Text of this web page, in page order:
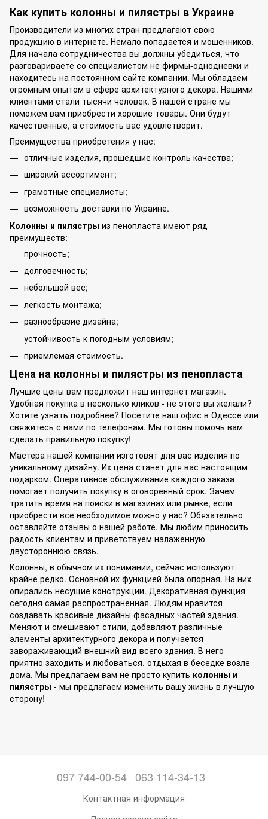
Как купить колонны и пилястры в Украине
Производители из многих стран предлагают свою
продукцию в интернете. Немало попадается и мошенников.
Для начала сотрудничества вы должны убедиться, что
разговариваете со специалистом не фирмы-однодневки и
находитесь на постоянном сайте компании. Мы обладаем
огромным опытом в сфере архитектурного декора. Нашими
клиентами стали тысячи человек. В нашей стране мы
поможем вам приобрести хорошие товары. Они будут
качественные, а стоимость вас удовлетворит.
Преимущества приобретения у нас:
отличные изделия, прошедшие контроль качества;
широкий ассортимент;
грамотные специалисты;
возможность доставки по Украине.
Колонны и пилястры из пенопласта имеют ряд
преимуществ:
прочность;
долговечность;
небольшой вес;
легкость монтажа;
разнообразие дизайна;
устойчивость к погодным условиям;
приемлемая стоимость.
Цена на колонны и пилястры из пенопласта
Лучшие цены вам предложит наш интернет магазин.
Удобная покупка в несколько кликов - не этого вы желали?
Хотите узнать подробнее? Посетите наш офис в Одессе или
свяжитесь с нами по телефонам. Мы готовы помочь вам
сделать правильную покупку!
Мастера нашей компании изготовят для вас изделия по
уникальному дизайну. Их цена станет для вас настоящим
подарком. Оперативное обслуживание каждого заказа
помогает получить покупку в оговоренный срок. Зачем
тратить время на поиски в магазинах или рынке, если
приобрести все необходимое можно у нас? Обязательно
оставляйте отзывы о нашей работе. Мы любим приносить
радость клиентам и приветствуем налаженную
двустороннюю связь.
Колонны, в обычном их понимании, сейчас используют
крайне редко. Основной их функцией была опорная. На них
опирались несущие конструкции. Декоративная функция
сегодня самая распространенная. Людям нравится
создавать красивые дизайны фасадных частей здания.
Меняют и смешивают стили, добавляют различные
элементы архитектурного декора и получается
завораживающий внешний вид всего здания. В него
приятно заходить и любоваться, отдыхая в беседке возле
дома. Мы предлагаем вам не просто купить колонны и
пилястры - мы предлагаем изменить вашу жизнь в лучшую
сторону!
097 744-00-54 063 114-34-13
Контактная информация